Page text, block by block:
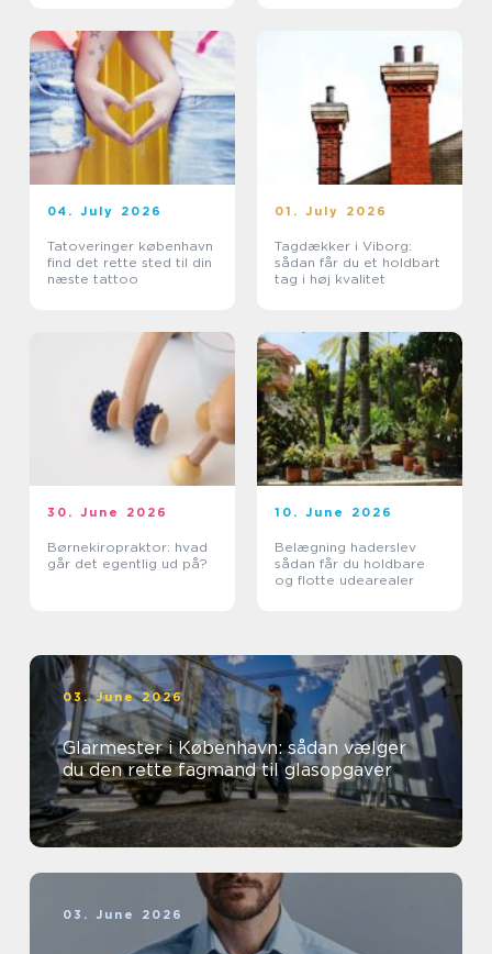
04. July 2026
Tatoveringer københavn
find det rette sted til din
næste tattoo
01. July 2026
Tagdækker i Viborg:
sådan får du et holdbart
tag i høj kvalitet
30. June 2026
Børnekiropraktor: hvad
går det egentlig ud på?
10. June 2026
Belægning haderslev
sådan får du holdbare
og flotte udearealer
03. June 2026
Glarmester i København: sådan vælger
du den rette fagmand til glasopgaver
03. June 2026